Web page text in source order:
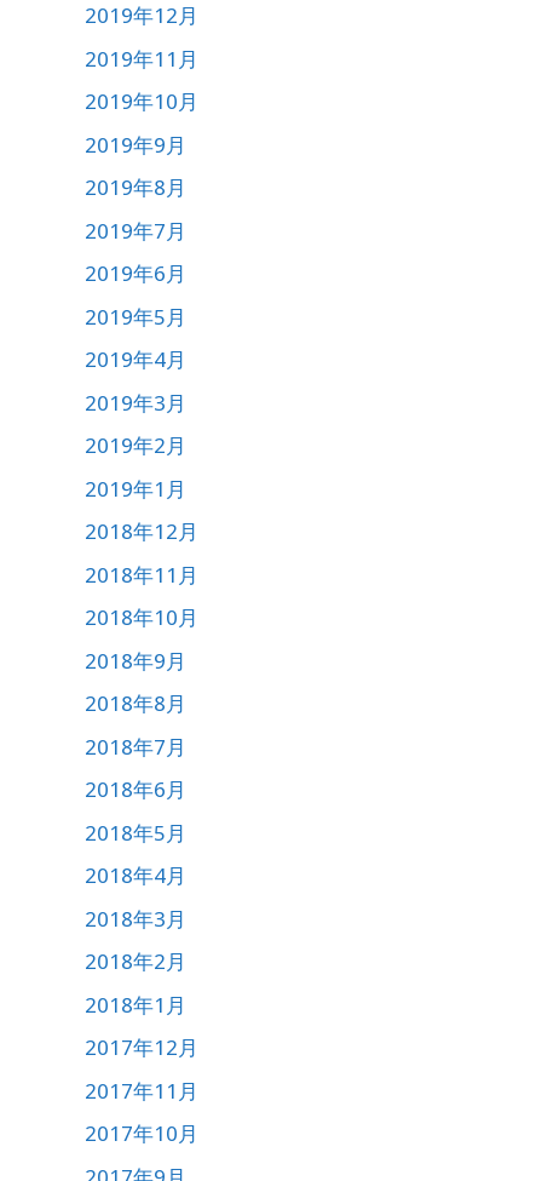
2019年12月
2019年11月
2019年10月
2019年9月
2019年8月
2019年7月
2019年6月
2019年5月
2019年4月
2019年3月
2019年2月
2019年1月
2018年12月
2018年11月
2018年10月
2018年9月
2018年8月
2018年7月
2018年6月
2018年5月
2018年4月
2018年3月
2018年2月
2018年1月
2017年12月
2017年11月
2017年10月